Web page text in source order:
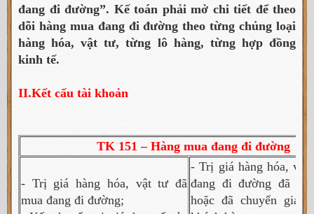
đang đi đường”. Kế toán phải mở chi tiết để theo
dõi hàng mua đang đi đường theo từng chủng loại
hàng hóa, vật tư, từng lô hàng, từng hợp đồng
kinh tế.
II.Kết cấu tài khoản
TK 151 – Hàng mua đang đi đường
- Trị giá hàng hóa, vật tư đã
mua đang đi đường;
- Trị giá hàng hóa, vật
đang đi đường đã về
hoặc đã chuyển giao